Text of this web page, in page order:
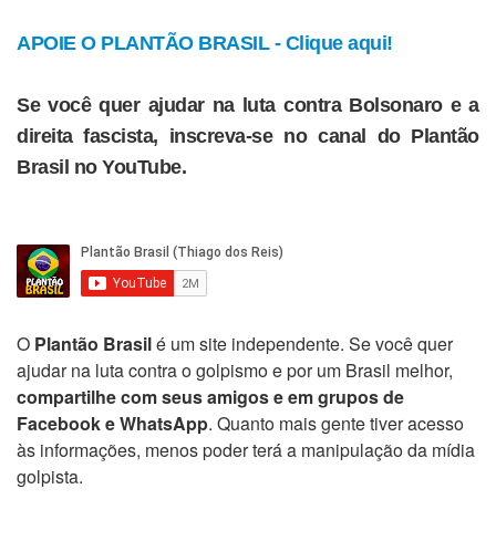
APOIE O PLANTÃO BRASIL - Clique aqui!
Se você quer ajudar na luta contra Bolsonaro e a
direita fascista, inscreva-se no canal do Plantão
Brasil no YouTube.
O Plantão Brasilé um site independente. Se você quer
ajudar na luta contra o golpismo e por um Brasil melhor,
compartilhe com seus amigos e em grupos de
Facebook e WhatsApp. Quanto mais gente tiver acesso
às informações, menos poder terá a manipulação da mídia
golpista.